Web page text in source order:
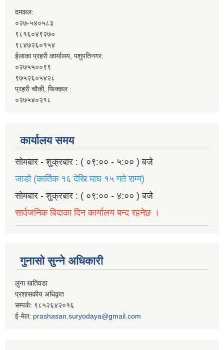
दमकल:
०२७-५४०५८३
९८१६०४९२७०
९८४७२६०१५४
ईलाका प्रहरी कार्यालय, पशुपतिनगर:
०२७५५००९९
९७५२६०५४२८
प्रहरी चौकी, फिक्कल :
०२७५४०२१८
कार्यालय समय
सोमबार - शुक्रबार : ( ०९:०० - ५:०० ) बजे
जाडो (कार्तिक १६ देखि माघ १५ गते सम्म)
सोमबार - शुक्रबार : ( ०९:०० - ४:०० ) बजे
सार्वजनिक बिदाका दिन कार्यालय बन्द रहनेछ ।
गुनासो सुन्ने अधिकारी
लुना खतिवडा
प्रशासकीय अधिकृत
सम्पर्क: ९८५२६४२०१६
ई-मेल: prashasan.suryodaya@gmail.com